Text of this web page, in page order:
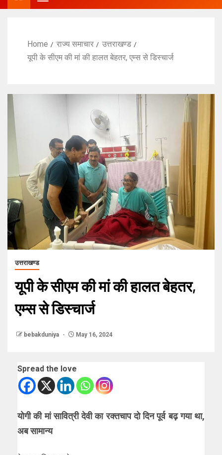
Home राज्य समाचार
उत्तराखण्ड
यूपी के सीएम की मां की हालत बेहतर, एम्स से डिस्चार्ज
उत्तराखण्ड
यूपी के सीएम की मां की हालत बेहतर,
एम्स से डिस्चार्ज
bebakduniya May 16, 2024
Spread the love
योगी की मां सावित्री देवी का रक्तचाप दो दिन पूर्व बढ़ गया था,
अब सामान्य